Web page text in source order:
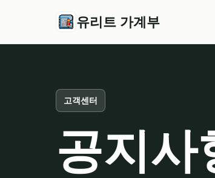
유리트 가계부
고객센터
공지사